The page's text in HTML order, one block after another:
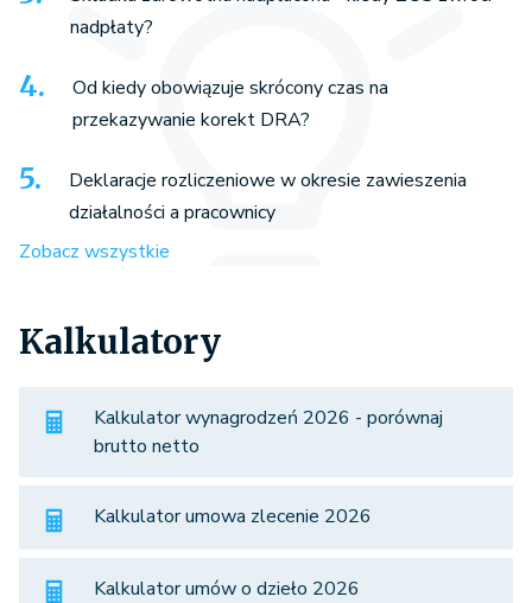
nadpłaty?
Od kiedy obowiązuje skrócony czas na
przekazywanie korekt DRA?
Deklaracje rozliczeniowe w okresie zawieszenia
działalności a pracownicy
Zobacz wszystkie
Kalkulatory
Kalkulator wynagrodzeń 2026 - porównaj
brutto netto
Kalkulator umowa zlecenie 2026
Kalkulator umów o dzieło 2026